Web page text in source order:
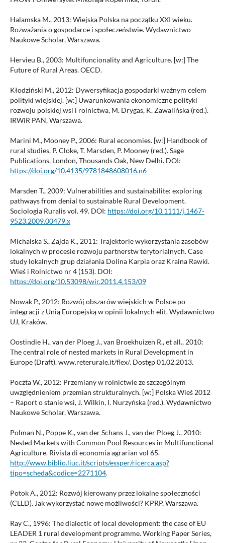
Halamska M., 2013: Wiejska Polska na początku XXI wieku.
Rozważania o gospodarce i społeczeństwie. Wydawnictwo
Naukowe Scholar, Warszawa.
Hervieu B., 2003: Multifuncionality and Agriculture. [w:] The
Future of Rural Areas. OECD.
Kłodziński M., 2012: Dywersyfikacja gospodarki ważnym celem
polityki wiejskiej. [w:] Uwarunkowania ekonomiczne polityki
rozwoju polskiej wsi i rolnictwa, M. Drygas, K. Zawalińska (red.).
IRWiR PAN, Warszawa.
Marini M., Mooney P., 2006: Rural economies. [w:] Handbook of
rural studies, P. Cloke, T. Marsden, P. Mooney (red.). Sage
Publications, London, Thousands Oak, New Delhi. DOI:
https://doi.org/10.4135/9781848608016.n6
Marsden T., 2009: Vulnerabilities and sustainabilite: exploring
pathways from denial to sustainable Rural Development.
Sociologia Ruralis vol. 49. DOI: https://doi.org/10.1111/j.1467-
9523.2009.00479.x
Michalska S., Zajda K., 2011: Trajektorie wykorzystania zasobów
lokalnych w procesie rozwoju partnerstw terytorialnych. Case
study lokalnych grup działania Dolina Karpia oraz Kraina Rawki.
Wieś i Rolnictwo nr 4 (153). DOI:
https://doi.org/10.53098/wir.2011.4.153/09
Nowak P., 2012: Rozwój obszarów wiejskich w Polsce po
integracji z Unią Europejską w opinii lokalnych elit. Wydawnictwo
UJ, Kraków.
Oostindie H., van der Ploeg J., van Broekhuizen R., et all., 2010:
The central role of nested markets in Rural Development in
Europe (Draft). www.reterurale.it/flex/. Dostęp 01.02.2013.
Poczta W., 2012: Przemiany w rolnictwie ze szczególnym
uwzględnieniem przemian strukturalnych. [w:] Polska Wieś 2012
– Raport o stanie wsi, J. Wilkin, I. Nurzyńska (red.). Wydawnictwo
Naukowe Scholar, Warszawa.
Polman N., Poppe K., van der Schans J., van der Ploeg J., 2010:
Nested Markets with Common Pool Resources in Multifunctional
Agriculture. Rivista di economia agrarian vol 65.
http://www.biblio.liuc.it/scripts/essper/ricerca.asp?
tipo=scheda&codice=2271104.
Potok A., 2012: Rozwój kierowany przez lokalne społeczności
(CLLD). Jak wykorzystać nowe możliwości? KPRP, Warszawa.
Ray C., 1996: The dialectic of local development: the case of EU
LEADER 1 rural development programme. Working Paper Series,